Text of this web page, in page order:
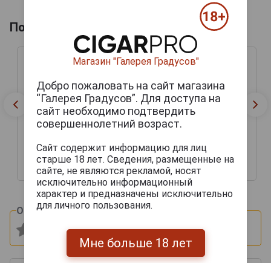
Похожие арманьяки
Lafontan 1971 years
1971 года 0.7л в
деревянной коробке
24 054 руб.
Lafontan 1971 years
1971 года 0.7л в
деревянной коробке
34 803 руб.
Оцените и напишите отзыв:
Магазин "Галерея Градусов"
Добро пожаловать на сайт магазина
“Галерея Градусов”. Для доступа на
сайт необходимо подтвердить
совершеннолетний возраст.
Сайт содержит информацию для лиц
старше 18 лет. Сведения, размещенные на
сайте, не являются рекламой, носят
исключительно информационный
характер и предназначены исключительно
для личного пользования.
Мне больше 18 лет